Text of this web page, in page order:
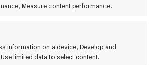
Measure content performance.
information on a device, Develop and
limited data to select content.